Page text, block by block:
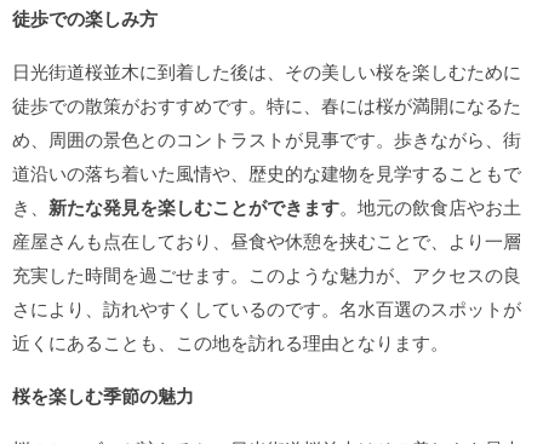
徒歩での楽しみ方
日光街道桜並木に到着した後は、その美しい桜を楽しむために
徒歩での散策がおすすめです。特に、春には桜が満開になるた
め、周囲の景色とのコントラストが見事です。歩きながら、街
道沿いの落ち着いた風情や、歴史的な建物を見学することもで
き、 新たな発見を楽しむことができます。地元の飲食店やお土
産屋さんも点在しており、昼食や休憩を挟むことで、より一層
充実した時間を過ごせます。このような魅力が、アクセスの良
さにより、訪れやすくしているのです。名水百選のスポットが
近くにあることも、この地を訪れる理由となります。
桜を楽しむ季節の魅力